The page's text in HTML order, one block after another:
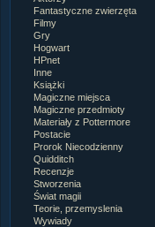
Fantastyczne zwierzęta
Filmy
Gry
Hogwart
HPnet
Inne
Książki
Magiczne miejsca
Magiczne przedmioty
Materiały z Pottermore
Postacie
Prorok Niecodzienny
Quidditch
Recenzje
Stworzenia
Świat magii
Teorie, przemyslenia
Wywiady